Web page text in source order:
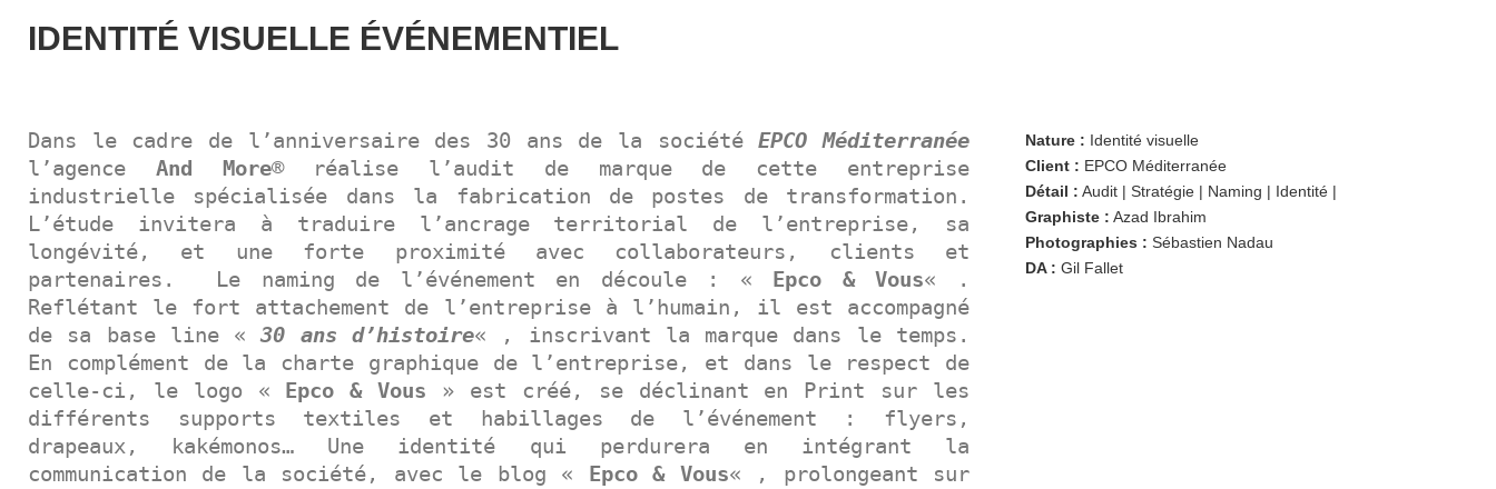
IDENTITÉ VISUELLE ÉVÉNEMENTIEL
Dans le cadre de l’anniversaire des 30 ans de la sociétéEPCO Méditerranée
l’agence And More® réalise l’audit de marque de cette entreprise
industrielle spécialisée dans la fabrication de postes de transformation.
L’étude invitera à traduire l’ancrage territorial de l’entreprise, sa
longévité, et une forte proximité avec collaborateurs, clients et
partenaires. Le naming de l’événement en découle : «
Epco & Vous« .
Reflétant le fort attachement de l’entreprise à l’humain, il est accompagné
de sa base line «30 ans d’histoire« , inscrivant la marque dans le temps.
En complément de la charte graphique de l’entreprise, et dans le respect de
celle-ci, le logo «
Epco & Vous » est créé, se déclinant en Print sur les
différents supports textiles et habillages de l’événement : flyers,
drapeaux, kakémonos… Une identité qui perdurera en intégrant la
communication de la société, avec le blog «
Epco & Vous« , prolongeant sur
Nature : Identité visuelle
Client : EPCO Méditerranée
Détail : Audit | Stratégie | Naming | Identité |
Graphiste : Azad Ibrahim
Photographies : Sébastien Nadau
DA : Gil Fallet